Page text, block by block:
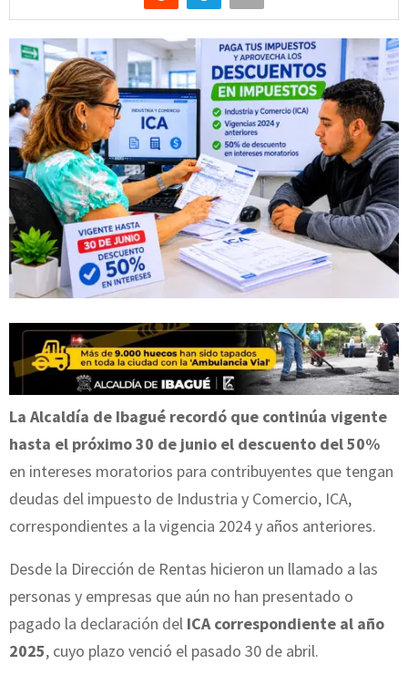
La Alcaldía de Ibagué recordó que continúa vigente
hasta el próximo 30 de junio el descuento del 50%
en intereses moratorios para contribuyentes que tengan
deudas del impuesto de Industria y Comercio, ICA,
correspondientes a la vigencia 2024 y años anteriores.
Desde la Dirección de Rentas hicieron un llamado a las
personas y empresas que aún no han presentado o
pagado la declaración del ICA correspondiente al año
2025, cuyo plazo venció el pasado 30 de abril.